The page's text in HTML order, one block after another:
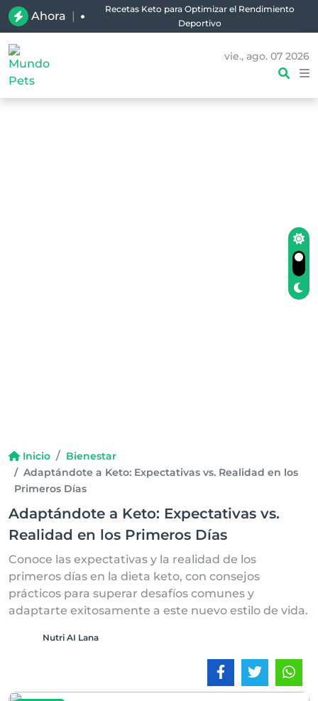
Ahora |
Recetas Keto para Optimizar el Rendimiento
Deportivo
vie., ago. 07 2026
Inicio
Bienestar
Adaptándote a Keto: Expectativas vs. Realidad en los
Primeros Días
Adaptándote a Keto: Expectativas vs.
Realidad en los Primeros Días
Conoce las expectativas y la realidad de los
primeros días en la dieta keto, con consejos
prácticos para superar desafíos comunes y
adaptarte exitosamente a este nuevo estilo de vida.
Nutri AI Lana